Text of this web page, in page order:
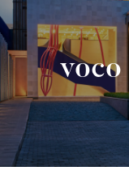
voco